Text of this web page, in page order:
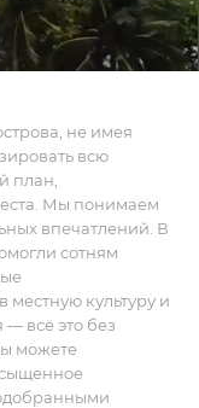
не имея
всю
план,
Мы понимаем
впечатлений. В
сотням
местную культуру и
всё это без
можете